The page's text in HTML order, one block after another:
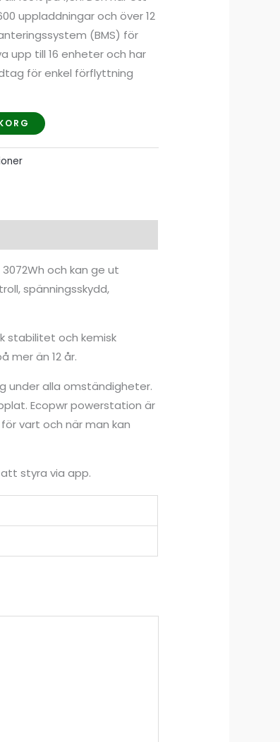
uppladdningar och över 12
(BMS) för
upp till 16 enheter och har
för enkel förflyttning
och kan ge ut
spänningsskydd,
stabilitet och kemisk
mer än 12 år.
under alla omständigheter.
Ecopwr powerstation är
vart och när man kan
styra via app.